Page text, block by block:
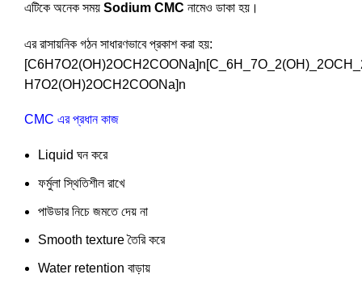
এটিকে অনেক সময় Sodium CMC নামেও ডাকা হয়।
এর রাসায়নিক গঠন সাধারণভাবে প্রকাশ করা হয়:
H7O2(OH)2OCH 2COONa]n
CMC এর প্রধান কাজ
Liquid ঘন করে
ফর্মুলা স্থিতিশীল রাখে
পাউডার নিচে জমতে দেয় না
Smooth texture তৈরি করে
Water retention বাড়ায়